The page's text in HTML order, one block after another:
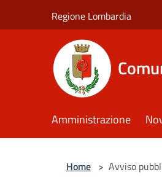
Regione Lombardia
Amministrazione
Home > Avviso